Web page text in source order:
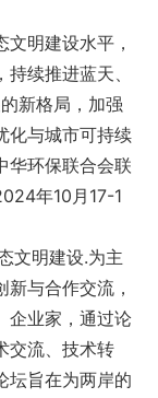
明建设水平，
续推进蓝天、
新格局，加强
化与城市可持续
华环保联合会联
年10月17-1
文明建设.为主
与合作交流，
企业家，通过论
交流、技术转
坛旨在为两岸的